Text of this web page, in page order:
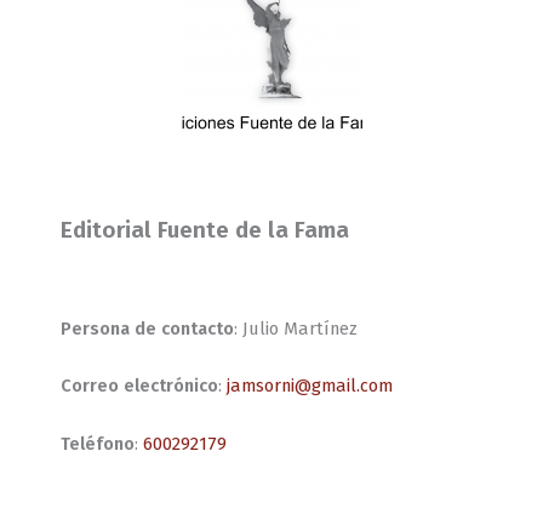
Editorial Fuente de la Fama
Persona de contacto: Julio Martínez
Correo electrónico: jamsorni@gmail.com
Teléfono: 600292179